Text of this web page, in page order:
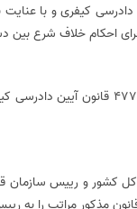
ماده 477 قانون آیین دادرسی
اجرایی ماده 477 قانون آیین
بررسی آراء قطعی در اجرای
کشور و رییس سازمان